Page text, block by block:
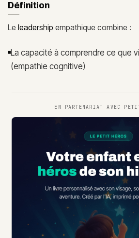
Définition
Le leadership empathique combine :
La capacité à comprendre ce que
(empathie cognitive)
EN PARTENARIAT AVEC